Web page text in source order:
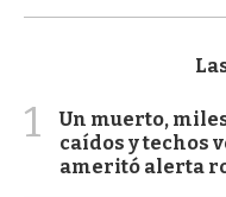
1
Un muerto,
caídos y techos
ameritó alerta